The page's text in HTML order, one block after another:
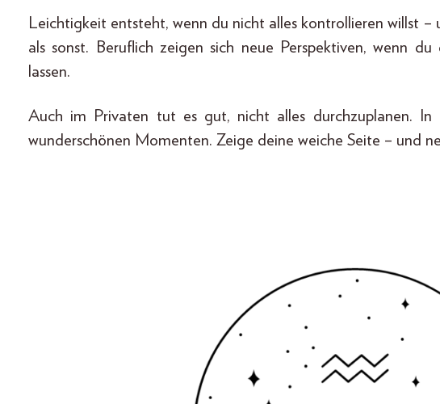
Leichtigkeit entsteht, wenn du nicht alles kontrollieren willst –
als sonst. Beruflich zeigen sich neue Perspektiven, wenn
lassen.
Auch im Privaten tut es gut, nicht alles durchzuplanen.
wunderschönen Momenten. Zeige deine weiche Seite – und